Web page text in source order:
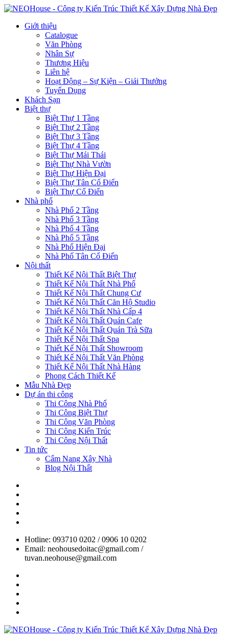
Giới thiệu
Catalogue
Văn Phòng
Nhân Sự
Thương Hiệu
Liên hệ
Hoạt Động – Sự Kiện – Giải Thưởng
Tuyển Dụng
Khách Sạn
Biệt thự
Biệt Thự 1 Tầng
Biệt Thự 2 Tầng
Biệt Thự 3 Tầng
Biệt Thự 4 Tầng
Biệt Thự Mái Thái
Biệt Thự Nhà Vườn
Biệt Thự Hiện Đại
Biệt Thự Tân Cổ Điển
Biệt Thự Cổ Điển
Nhà phố
Nhà Phố 2 Tầng
Nhà Phố 3 Tầng
Nhà Phố 4 Tầng
Nhà Phố 5 Tầng
Nhà Phố Hiện Đại
Nhà Phố Tân Cổ Điển
Nội thất
Thiết Kế Nội Thất Biệt Thự
Thiết Kế Nội Thất Nhà Phố
Thiết Kế Nội Thất Chung Cư
Thiết Kế Nội Thất Căn Hộ Studio
Thiết Kế Nội Thất Nhà Cấp 4
Thiết Kế Nội Thất Quán Cafe
Thiết Kế Nội Thất Quán Trà Sữa
Thiết Kế Nội Thất Spa
Thiết Kế Nội Thất Showroom
Thiết Kế Nội Thất Văn Phòng
Thiết Kế Nội Thất Nhà Hàng
Phong Cách Thiết Kế
Mẫu Nhà Đẹp
Dự án thi công
Thi Công Nhà Phố
Thi Công Biệt Thự
Thi Công Văn Phòng
Thi Công Kiến Trúc
Thi Công Nội Thất
Tin tức
Cẩm Nang Xây Nhà
Blog Nội Thất
Hotline: 093710 0202 / 0906 10 0202
Email: neohousedoitac@gmail.com /
tuvan.neohouse@gmail.com